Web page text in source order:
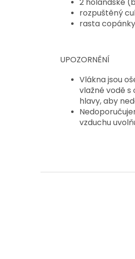
rozpuštěný
rasta
UPOZORNĚNÍ
Vlákna jsou
vlažné vodě
hlavy, aby
vzduchu